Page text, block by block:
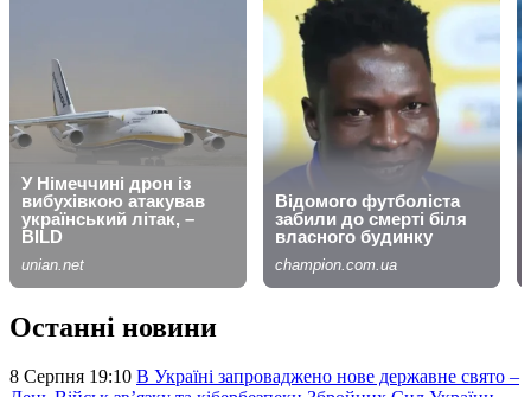
Останні новини
8 Серпня 19:10 В Україні запроваджено нове державне свято –